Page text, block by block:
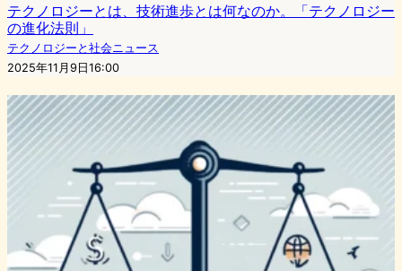
テクノロジーとは、技術進歩とは何なのか。「テクノロジー
の進化法則」
テクノロジーと社会ニュース
2025年11月9日16:00